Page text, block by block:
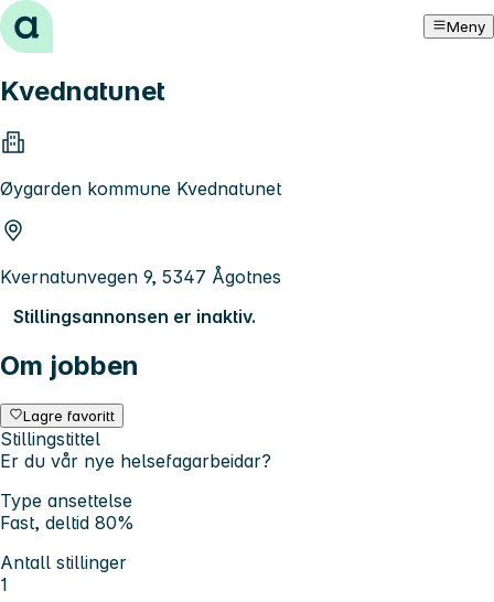
Hopp til innhold Meny
Kvednatunet
Øygarden kommune Kvednatunet
Kvernatunvegen 9, 5347 Ågotnes
Stillingsannonsen er inaktiv.
Om jobben
Lagre favoritt
Stillingstittel
Er du vår nye helsefagarbeidar?
Type ansettelse
Fast, deltid 80%
Antall stillinger
1